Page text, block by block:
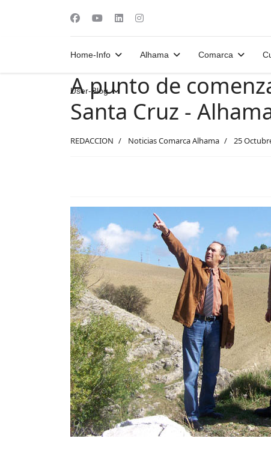
Home-Info Alhama Comarca
User-Blog
A punto de
Santa Cruz -
REDACCION Noticias Comarca Alhama 25